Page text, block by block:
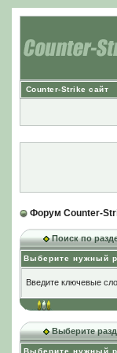
Counter-Strike сайт
Форум Counter-
Поиск по
Выберите нужный
Введите ключевые
Выберите
Выберите нужный